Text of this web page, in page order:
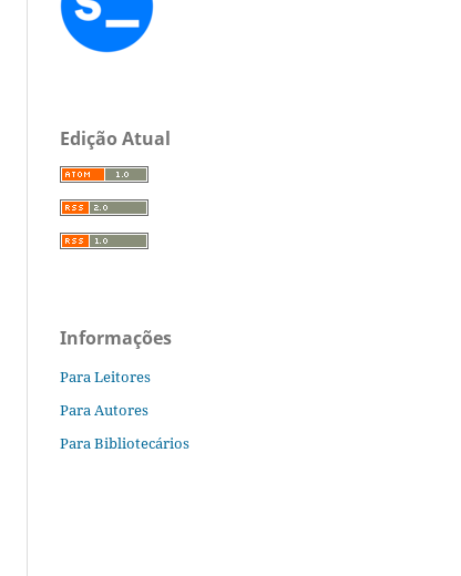
Edição Atual
Informações
Para Leitores
Para Autores
Para Bibliotecários